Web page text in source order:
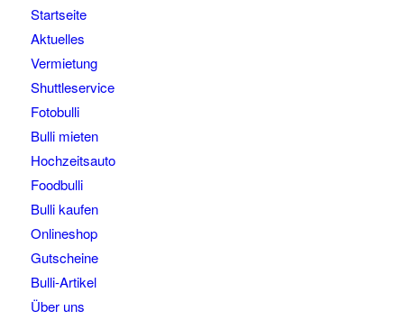
Startseite
Aktuelles
Vermietung
Shuttleservice
Fotobulli
Bulli mieten
Hochzeitsauto
Foodbulli
Bulli kaufen
Onlineshop
Gutscheine
Bulli-Artikel
Über uns